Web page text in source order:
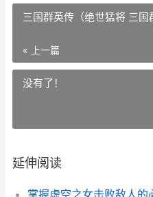
三国群英传（绝世猛将 三国
« 上一篇
没有了！
延伸阅读